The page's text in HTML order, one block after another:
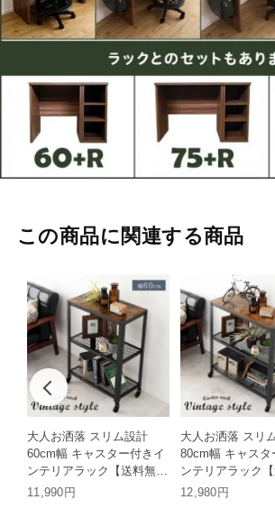
この商品に関連する商品
大人お洒落 スリム設計
60cm幅 キャスター付きイ
ンテリアラック【送料無
料】 HH
11,990円
大人お洒落 スリ
80cm幅 キャスタ
ンテリアラック
料】 HH
12,980円